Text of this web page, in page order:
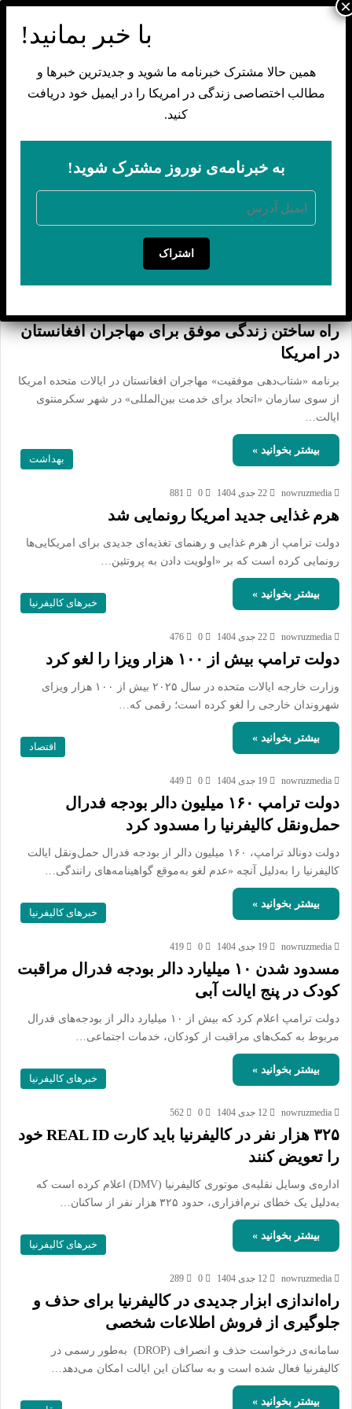
راه ساختن زندگی موفق برای مهاجران افغانستان
در امریکا
برنامه «شتاب‌دهی موفقیت» مهاجران افغانستان در ایالات متحده امریکا
از سوی سازمان «اتحاد برای خدمت بین‌المللی» در شهر سکرمنتوی
ایالت…
بیشتر بخوانید »
بهداشت
nowruzmedia 22 جدی 1404 0
881
هرم غذایی جدید امریکا رونمایی شد
دولت ترامپ از هرم غذایی و رهنمای تغذیه‌ای جدیدی برای امریکایی‌ها
رونمایی کرده است که بر «اولویت دادن به پروتئین…
بیشتر بخوانید »
خبرهای کالیفرنیا
nowruzmedia 22 جدی 1404 0
476
دولت ترامپ بیش از ۱۰۰ هزار ویزا را لغو کرد
وزارت خارجه ایالات متحده در سال ۲۰۲۵ بیش از ۱۰۰ هزار ویزای
شهروندان خارجی را لغو کرده است؛ رقمی که…
بیشتر بخوانید »
اقتصاد
nowruzmedia 19 جدی 1404 0
449
دولت ترامپ ۱۶۰ میلیون دالر بودجه فدرال
حمل‌ونقل کالیفرنیا را مسدود کرد
دولت دونالد ترامپ، ۱۶۰ میلیون دالر از بودجه فدرال حمل‌ونقل ایالت
کالیفرنیا را به‌دلیل آنچه «عدم لغو به‌موقع گواهینامه‌های رانندگی…
بیشتر بخوانید »
خبرهای کالیفرنیا
nowruzmedia 19 جدی 1404 0
419
مسدود شدن ۱۰ میلیارد دالر بودجه فدرال مراقبت
کودک در پنج ایالت آبی
دولت ترامپ اعلام کرد که بیش از ۱۰ میلیارد دالر از بودجه‌های فدرال
مربوط به کمک‌های مراقبت از کودکان، خدمات اجتماعی…
بیشتر بخوانید »
خبرهای کالیفرنیا
nowruzmedia 12 جدی 1404 0
562
۳۲۵ هزار نفر در کالیفرنیا باید کارت REAL ID خود
را تعویض کنند
اداره‌ی وسایل نقلیه‌ی موتوری کالیفرنیا (DMV) اعلام کرده است که
به‌دلیل یک خطای نرم‌افزاری، حدود ۳۲۵ هزار نفر از ساکنان…
بیشتر بخوانید »
خبرهای کالیفرنیا
nowruzmedia 12 جدی 1404 0
289
راه‌اندازی ابزار جدیدی در کالیفرنیا برای حذف و
جلوگیری از فروش اطلاعات شخصی
سامانه‌ی درخواست حذف و انصراف (DROP) به‌طور رسمی در
کالیفرنیا فعال شده است و به ساکنان این ایالت امکان می‌دهد…
بیشتر بخوانید »
همین حالا مشترک خبرنامه ما شوید و جدیدترین خبرها و
مطالب اختصاصی زندگی در امریکا را در ایمیل خود دریافت
کنید.
به خبرنامه‌ی نوروز مشترک شوید!
اشتراک